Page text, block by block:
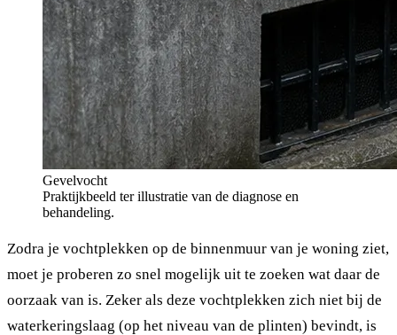
Gevelvocht
Praktijkbeeld ter illustratie van de diagnose en
behandeling.
Zodra je vochtplekken op de binnenmuur van je woning ziet,
moet je proberen zo snel mogelijk uit te zoeken wat daar de
oorzaak van is. Zeker als deze vochtplekken zich niet bij de
waterkeringslaag (op het niveau van de plinten) bevindt, is